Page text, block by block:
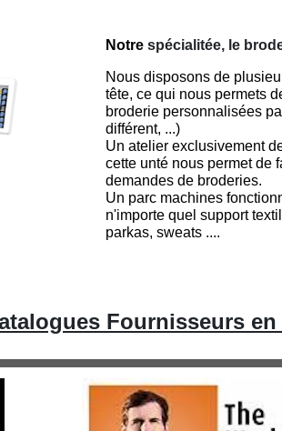
Notre spécialitée, le
Nous disposons de
tête, ce qui nous permets
broderie personnalisées
différent, ...)
Un atelier exclusivement
cette unté nous permet de
demandes de broderies.
Un parc machines
n'importe quel support
parkas, sweats ....
Fournisseurs